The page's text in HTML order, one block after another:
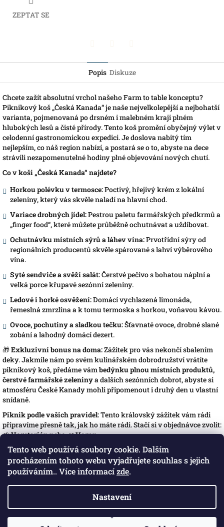
Tento web používá soubory cookie. Dalším
procházením tohoto webu vyjadřujete souhlas s jejich
používáním.. Více informacízde.
Nastavení
ZEPTAT SE
Popis Diskuze
Chcete zažít absolutní vrchol našeho Farm to table konceptu?
Piknikový koš „Česká Kanada“ je naše nejvelkolepější a nejbohatší
varianta, pojmenovaná po drsném i malebném kraji plném
hlubokých lesů a čisté přírody. Tento koš promění obyčejný výlet v
celodenní gastronomickou expedici. Je doslova nabitý tím
nejlepším, co náš region nabízí, a postará se o to, abyste na dece
strávili nezapomenutelné hodiny plné objevování nových chutí.
Co v koši „Česká Kanada“ najdete?
Horkou polévku v termosce:Poctivý, hřejivý krém z lokální
zeleniny, který vás skvěle naladí na hlavní chod.
Variace drobných jídel:Pestrou paletu farmářských předkrmů a
„finger food“, které můžete průběžně ochutnávat a uždibovat.
Ochutnávku místních sýrů a láhev vína:Prvotřídní sýry od
regionálních producentů skvěle spárované s lahví výběrového
vína.
Syté sendviče a svěží salát:Čerstvé pečivo s bohatou náplní a
velká porce křupavé sezónní zeleniny.
Ledové i horké osvěžení:Domácí vychlazená limonáda,
řemeslná zmrzlina a k tomu termoska s horkou, voňavou kávou.
Ovoce, pochutiny a sladkou tečku:Šťavnaté ovoce, drobné slané
zobání a lahodný domácí dezert.
🎁Exkluzivní bonus na doma:Zážitek pro vás nekončí sbalením
deky. Jakmile nám po svém kulinářském dobrodružství vrátíte
piknikový koš, předáme vámbedýnku plnou místních produktů,
čerstvé farmářské zeleninya dalších sezónních dobrot, abyste si
atmosféru České Kanady mohli připomenout i druhý den u vlastní
snídaně.
Piknik podle vašich pravidel:Tento královský zážitek vám rádi
připravíme přesně tak, jak ho máte rádi. Stačí si v objednávce zvolit:
🌱Vegetariánnebo 🌿Vegan
Blog Ze zahrady do kuchyně
Vytvořil ShoptetCopyright 2026Zahrada Kaproun. Všechna práva